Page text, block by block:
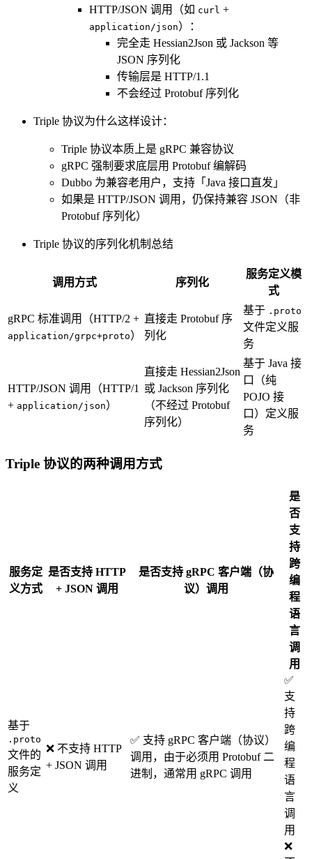
HTTP/JSON 调用（如 curl +
application/json）：
完全走 Hessian2Json 或 Jackson 等
JSON 序列化
传输层是 HTTP/1.1
不会经过 Protobuf 序列化
Triple 协议为什么这样设计：
Triple 协议本质上是 gRPC 兼容协议
gRPC 强制要求底层用 Protobuf 编解码
Dubbo 为兼容老用户，支持「Java 接口直发」
如果是 HTTP/JSON 调用，仍保持兼容 JSON（非
Protobuf 序列化）
Triple 协议的序列化机制总结
调用方式 序列化
服务定义模
式
gRPC 标准调用（HTTP/2 +
application/grpc+proto）
直接走 Protobuf 序
列化
基于 .proto
文件定义服
务
HTTP/JSON 调用（HTTP/1
+ application/json）
直接走 Hessian2Json
或 Jackson 序列化
（不经过 Protobuf
序列化）
基于 Java 接
口（纯
POJO 接
口）定义服
务
Triple 协议的两种调用方式
服务定
义方式
是否支持 HTTP
+ JSON 调用
是否支持 gRPC 客户端（协
议）调用
是
否
支
持
跨
编
程
语
言
调
用
基于
.proto
文件的
服务定
义
❌ 不支持 HTTP
+ JSON 调用
✅ 支持 gRPC 客户端（协议）
调用，由于必须用 Protobuf 二
进制，通常用 gRPC 调用
✅
支
持
跨
编
程
语
言
调
用
❌